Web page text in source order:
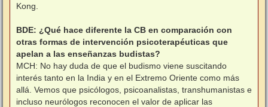
Kong.
BDE: ¿Qué hace diferente la CB en comparación con
otras formas de intervención psicoterapéuticas que
apelan a las enseñanzas budistas?
MCH: No hay duda de que el budismo viene suscitando
interés tanto en la India y en el Extremo Oriente como más
allá. Vemos que psicólogos, psicoanalistas, transhumanistas e
incluso neurólogos reconocen el valor de aplicar las